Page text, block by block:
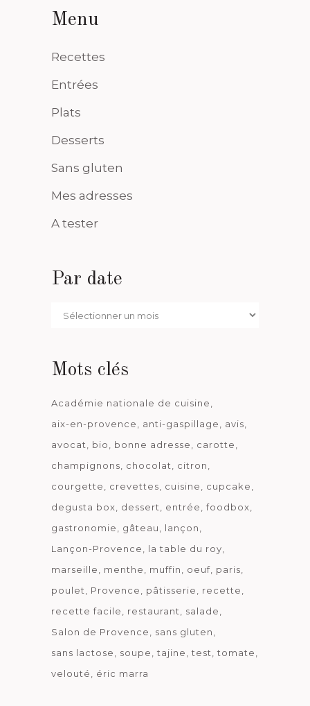
Menu
Recettes
Entrées
Plats
Desserts
Sans gluten
Mes adresses
A tester
Par date
Par
Mots clés
Académie nationale de cuisine
aix-en-provence
anti-gaspillage
avis
avocat
bio bonne adresse
carotte
champignons
chocolat
citron
courgette
crevettes cuisine
cupcake
degusta box
dessert entrée
foodbox
gastronomie
gâteau
lançon
Lançon-Provence
la table du roy
marseille
menthe muffin oeuf paris
poulet
Provence pâtisserie
recette
recette facile
restaurant
salade
Salon de Provence
sans gluten
sans lactose
soupe tajine test
tomate
velouté
éric marra